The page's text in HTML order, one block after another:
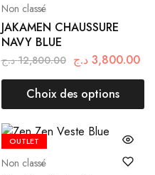
Non classé
JAKAMEN CHAUSSURE
NAVY BLUE
12,800.00 د.ج 3,800.00 د.ج
Choix des options
OUTLET
Non classé